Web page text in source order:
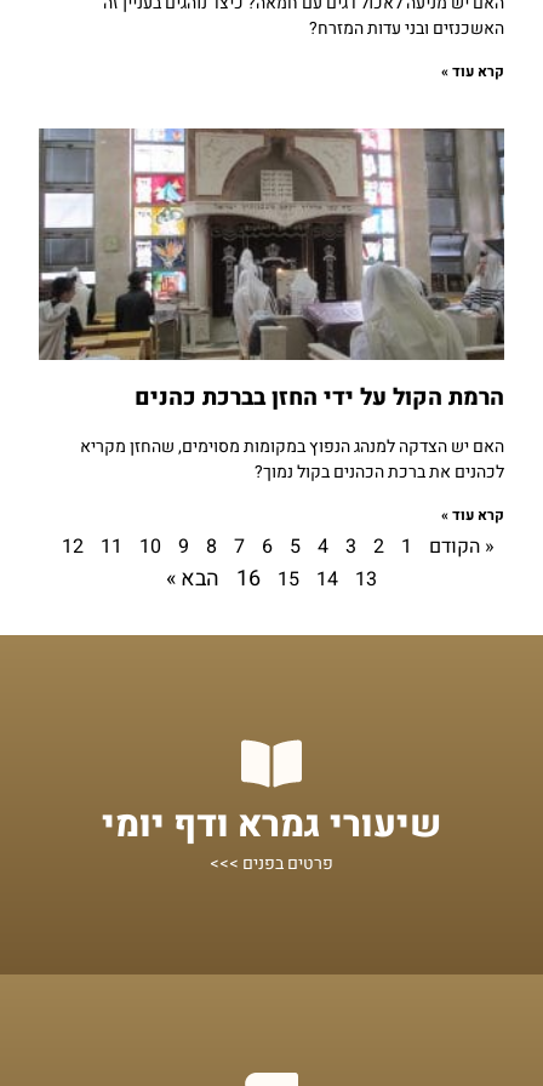
האשכנזים ובני עדות המזרח?
קרא עוד »
הרמת הקול על ידי החזן בברכת כהנים
האם יש הצדקה למנהג הנפוץ במקומות מסוימים, שהחזן מקריא
לכהנים את ברכת הכהנים בקול נמוך?
קרא עוד »
« הקודם 1
2
3
4
5
6
7
8
9
10
11
12
13
14
15
16 הבא »
שיעורי גמרא ודף יומי
פרטים בפנים >>>
שיעורים על הדף היומי ומסכתות נוספות
מתחילים מכאן!